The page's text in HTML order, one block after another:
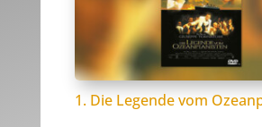
1. Die Legende vom